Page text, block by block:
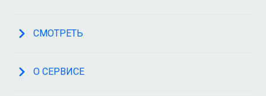
СМОТРЕТЬ
О СЕРВИСЕ